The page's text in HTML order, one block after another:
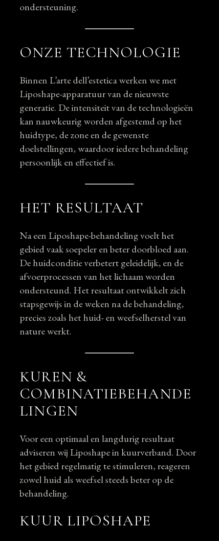
ondersteuning.
ONZE TECHNOLOGIE
Binnen L’arte dell’estetica werken we met
Liposhape-apparatuur van de nieuwste
generatie. De intensiteit van de technologieën
kan nauwkeurig worden afgestemd op het
huidtype, de zone en de gewenste
doelstellingen, waardoor iedere behandeling
persoonlijk en effectief is.
HET RESULTAAT
Na een Liposhape-behandeling voelt het
gebied vaak soepeler en beter doorbloed aan.
De huidconditie verbetert geleidelijk, en de
afvoerprocessen van het lichaam worden
ondersteund. Het resultaat ontwikkelt zich
stapsgewijs in de weken na de behandeling,
precies zoals het huid- en weefselherstel van
nature werkt.
KUREN &
COMBINATIEBEHANDE
LINGEN
Voor een optimaal en langdurig resultaat
adviseren wij Liposhape in kuurverband. Door
het gebied regelmatig te stimuleren, reageren
zowel huid als weefsel steeds beter op de
behandeling.
KUUR LIPOSHAPE